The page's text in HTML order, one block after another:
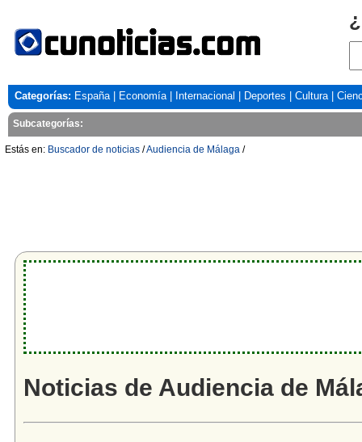
Categorías: España| Economía| Internacional Deportes Cultura|
Subcategorías:
Estás en: Buscador de noticias /Audiencia de Málaga /
Noticias de Audiencia de